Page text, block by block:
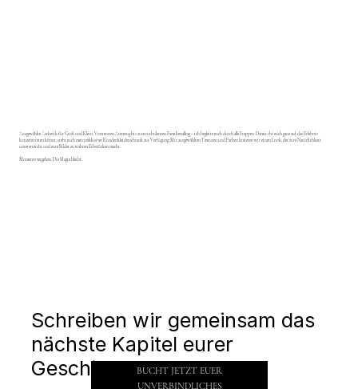
Ausgewählte Ästhetik für Groß und Klein. Vom ersten Atemzug bis zum turbulenten Familienalltag – ich begleite euch durch alle Etappen. Damit ihr euch ganz auf das Erlebnis
konzentrieren könnt, steht euch mein exklusiver Kundenkleiderschrank zur Verfügung: Mit ausgewählten Texturen und Farben kreieren wir einen Look, der eure Natürlichkeit
unterstreicht und eure Bilder zu wahren Erbstücken macht.
Momente vergehen. Die Magie bleibt.
Schreiben wir gemeinsam das
nächste Kapitel eurer
Geschichte.BUCHT JETZT EUER
UNVERBINDLICHES